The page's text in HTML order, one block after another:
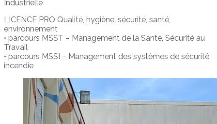
Industrielle
LICENCE PRO Qualité, hygiène, sécurité, santé,
environnement
• parcours MSST – Management de la Santé, Sécurité au
Travail
• parcours MSSI – Management des systèmes de sécurité
incendie